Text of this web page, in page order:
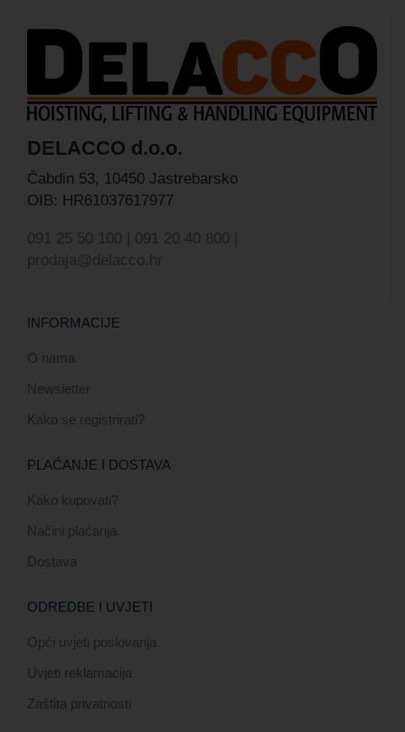
DELACCO d.o.o.
Čabdin 53, 10450 Jastrebarsko
OIB: HR61037617977
INFORMACIJE
O nama
Newsletter
Kako se registrirati?
PLAĆANJE I DOSTAVA
Kako kupovati?
Načini plaćanja
Dostava
ODREDBE I UVJETI
Opći uvjeti poslovanja
Uvjeti reklamacija
Zaštita privatnosti